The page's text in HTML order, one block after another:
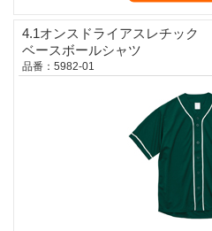
4.1オンスドライアスレチック
ベースボールシャツ
品番：5982-01